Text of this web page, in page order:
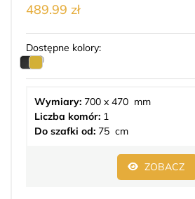
489.99 zł
Dostępne kolory:
Wymiary: 700 x 470 mm
Liczba komór: 1
Do szafki od: 75 cm
ZOBACZ